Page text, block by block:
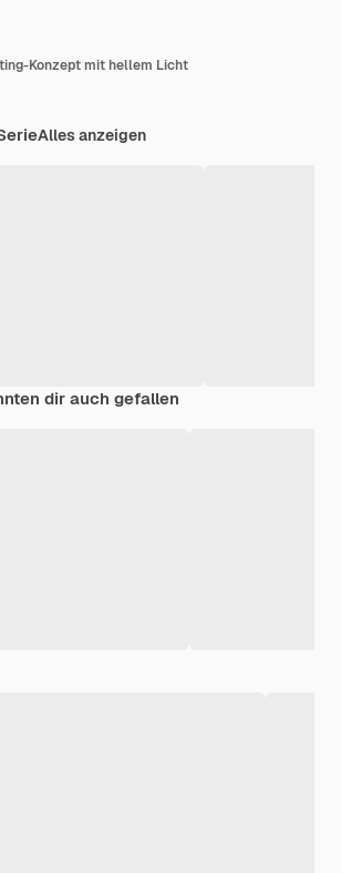
Konzept mit hellem Licht
Alles anzeigen
dir auch gefallen